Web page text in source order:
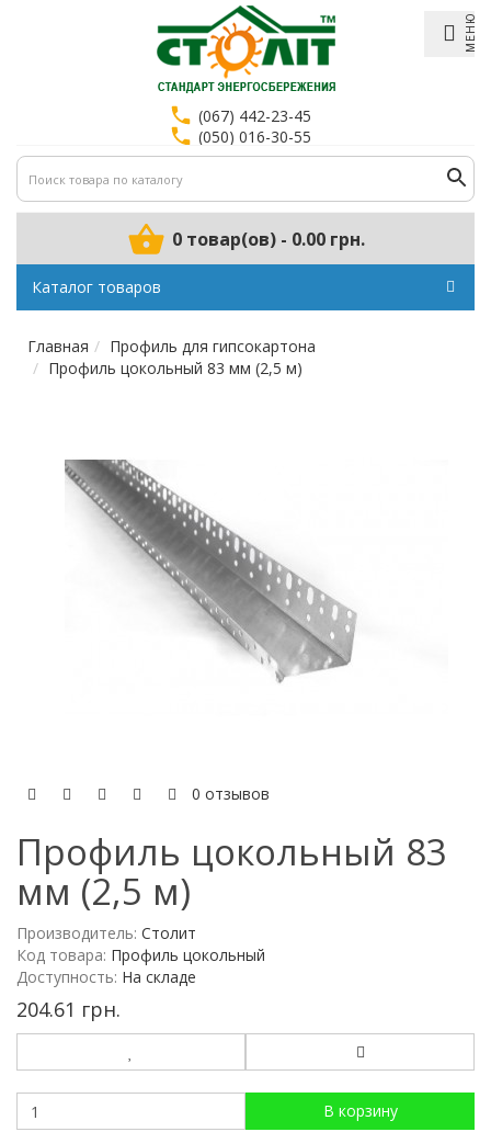
МЕНЮ
(067) 442-23-45
(050) 016-30-55
0 товар(ов) - 0.00 грн.
Каталог товаров
Главная
Профиль для гипсокартона
Профиль цокольный 83 мм (2,5 м)
0 отзывов
Профиль цокольный 83
мм (2,5 м)
Производитель: Столит
Код товара: Профиль цокольный
Доступность: На складе
204.61 грн.
В корзину